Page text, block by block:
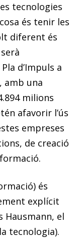
tecnologies
és tenir les
diferent és
d’Impuls a
amb una
milions
afavorir l’ús
empreses
de creació
és
explícit
Hausmann, el
tecnologia).